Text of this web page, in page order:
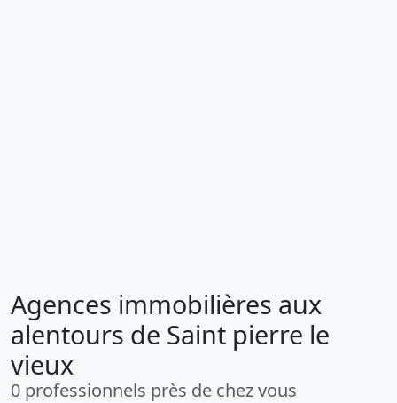
Agences immobilières aux
alentours de Saint pierre le
vieux
0 professionnels près de chez vous